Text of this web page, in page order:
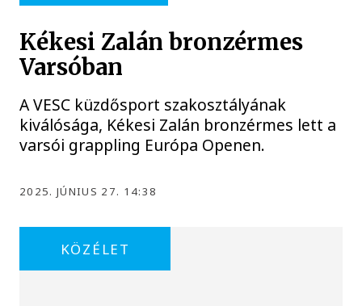
Kékesi Zalán bronzérmes
Varsóban
A VESC küzdősport szakosztályának
kiválósága, Kékesi Zalán bronzérmes lett a
varsói grappling Európa Openen.
2025. JÚNIUS 27. 14:38
KÖZÉLET